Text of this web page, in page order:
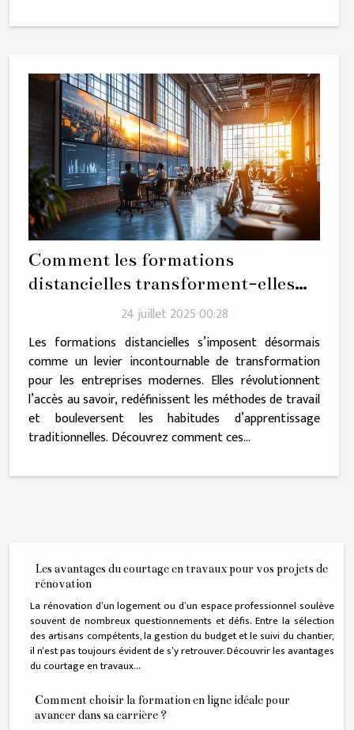
Comment les formations
distancielles transforment-elles
les performances des entreprises ?
24 juillet 2025 00:28
Les formations distancielles s’imposent désormais
comme un levier incontournable de transformation
pour les entreprises modernes. Elles révolutionnent
l’accès au savoir, redéfinissent les méthodes de travail
et bouleversent les habitudes d’apprentissage
traditionnelles. Découvrez comment ces...
Les avantages du courtage en travaux pour vos projets de
rénovation
La rénovation d’un logement ou d’un espace professionnel soulève
souvent de nombreux questionnements et défis. Entre la sélection
des artisans compétents, la gestion du budget et le suivi du chantier,
il n’est pas toujours évident de s’y retrouver. Découvrir les avantages
du courtage en travaux...
Comment choisir la formation en ligne idéale pour
avancer dans sa carrière ?